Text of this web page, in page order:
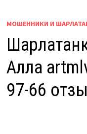
МОШЕННИКИ И
Алла
97-66